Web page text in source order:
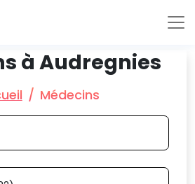
à Audregnies
Médecins